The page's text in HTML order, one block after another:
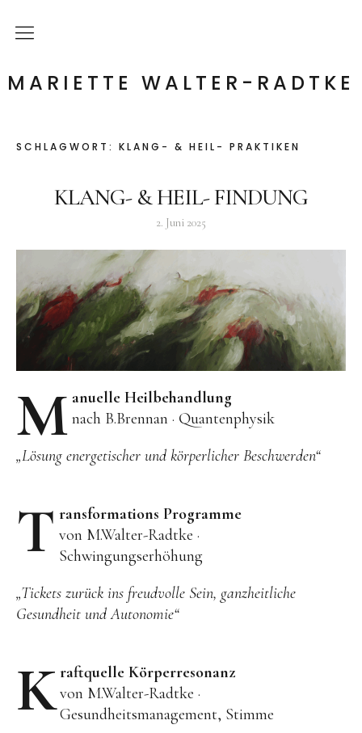
MARIETTE WALTER-RADTKE
Startseite
Kontakt
SCHLAGWORT: KLANG- & HEIL- PRAKTIKEN
KLANG- & HEIL- FINDUNG
2. Juni 2025
M anuelle Heilbehandlung
nach B.Brennan · Quantenphysik
„Lösung energetischer und körperlicher Beschwerden“
T ransformations Programme
von M.Walter-Radtke ·
Schwingungserhöhung
„Tickets zurück ins freudvolle Sein, ganzheitliche
Gesundheit und Autonomie“
Kraftquelle Körperresonanz
von M.Walter-Radtke ·
Gesundheitsmanagement, Stimme